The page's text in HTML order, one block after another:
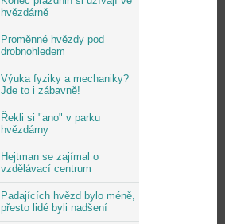
hvězdárně
Proměnné hvězdy pod
drobnohledem
Výuka fyziky a mechaniky?
Jde to i zábavně!
Řekli si "ano" v parku
hvězdárny
Hejtman se zajímal o
vzdělávací centrum
Padajících hvězd bylo méně,
přesto lidé byli nadšení